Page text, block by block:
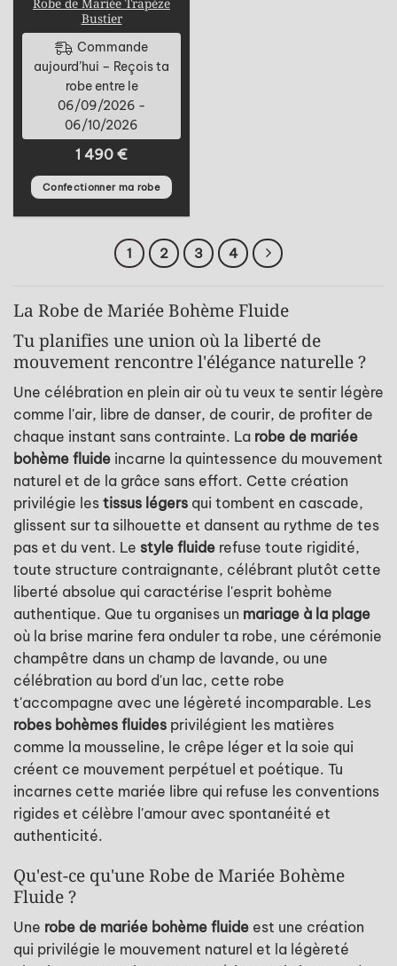
Bustier
Commande
aujourd’hui – Reçois ta
robe entre le
06/09/2026 -
06/10/2026
1 490 €
Confectionner ma robe
1 2 3 4
La Robe de Mariée Bohème Fluide
Tu planifies une union où la liberté de
mouvement rencontre l'élégance naturelle ?
Une célébration en plein air où tu veux te sentir légère
comme l'air, libre de danser, de courir, de profiter de
chaque instant sans contrainte. La robe de mariée
bohème fluide incarne la quintessence du mouvement
naturel et de la grâce sans effort. Cette création
privilégie les tissus légers qui tombent en cascade,
glissent sur ta silhouette et dansent au rythme de tes
pas et du vent. Le style fluide refuse toute rigidité,
toute structure contraignante, célébrant plutôt cette
liberté absolue qui caractérise l'esprit bohème
authentique. Que tu organises un mariage à la plage
où la brise marine fera onduler ta robe, une cérémonie
champêtre dans un champ de lavande, ou une
célébration au bord d'un lac, cette robe
t'accompagne avec une légèreté incomparable. Les
robes bohèmes fluides privilégient les matières
comme la mousseline, le crêpe léger et la soie qui
créent ce mouvement perpétuel et poétique. Tu
incarnes cette mariée libre qui refuse les conventions
rigides et célèbre l'amour avec spontanéité et
authenticité.
Qu'est-ce qu'une Robe de Mariée Bohème
Fluide ?
Une robe de mariée bohème fluide est une création
qui privilégie le mouvement naturel et la légèreté